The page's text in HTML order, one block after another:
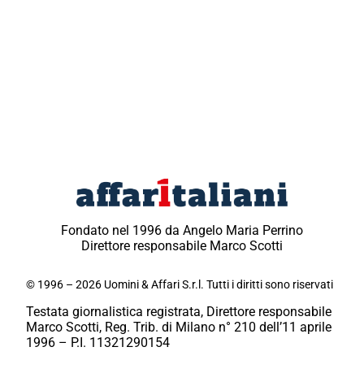
Fondato nel 1996 da Angelo Maria Perrino
Direttore responsabile Marco Scotti
© 1996 – 2026 Uomini & Affari S.r.l. Tutti i diritti sono riservati
Testata giornalistica registrata, Direttore responsabile
Marco Scotti, Reg. Trib. di Milano n° 210 dell’11 aprile
1996 – P.I. 11321290154